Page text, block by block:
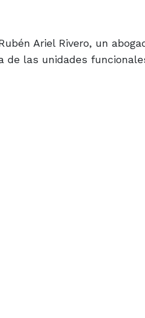
Ariel Rivero, un
de las unidades